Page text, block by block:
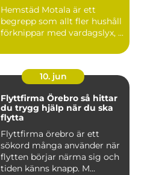
Hemstäd Motala är ett
begrepp som allt fler hushåll
förknippar med vardagslyx, ...
10. jun
Flyttfirma Örebro så hittar
du trygg hjälp när du ska
flytta
Flyttfirma örebro är ett
sökord många använder när
flytten börjar närma sig och
tiden känns knapp. M...